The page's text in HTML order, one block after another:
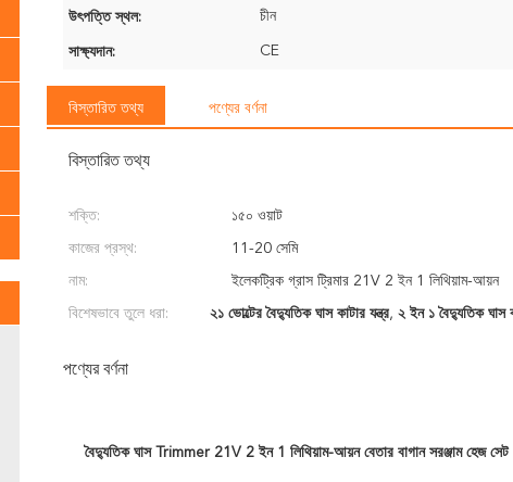
উৎপত্তি স্থল: চীন
সাক্ষ্যদান: CE
বিস্তারিত তথ্য পণ্যের বর্ণনা
বিস্তারিত তথ্য
শক্তি: ১৫০ ওয়াট
কাজের প্রস্থ: 11-20 সেমি
নাম: ইলেকট্রিক গ্রাস ট্রিমার 21V 2 ইন 1 লিথিয়াম-আয়ন
বিশেষভাবে তুলে ধরা: ২১ ভোল্টের বৈদ্যুতিক ঘাস কাটার যন্ত্র, ২ ইন ১ বৈদ্যুতিক ঘাস
পণ্যের বর্ণনা
বৈদ্যুতিক ঘাস Trimmer 21V 2 ইন 1 লিথিয়াম-আয়ন বেতার বাগান সরঞ্জাম হেজ সেট